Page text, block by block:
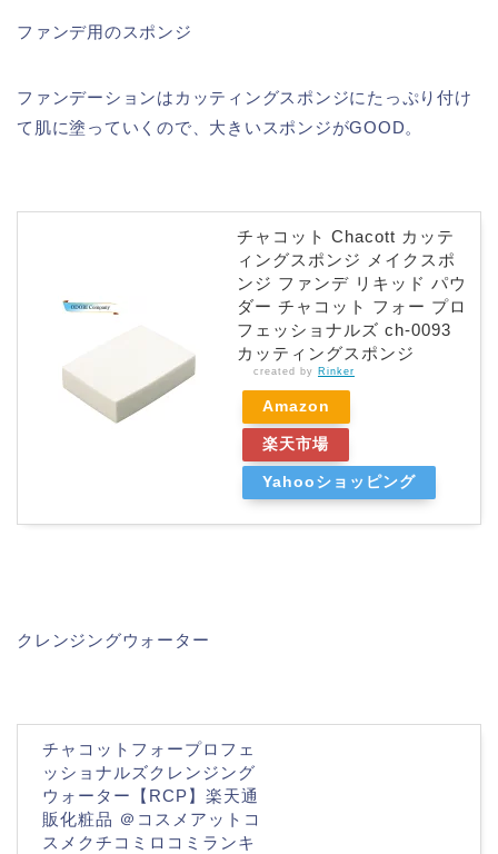
ファンデ用のスポンジ
ファンデーションはカッティングスポンジにたっぷり付け
て肌に塗っていくので、大きいスポンジがGOOD。
チャコット Chacott カッテ
ィングスポンジ メイクスポ
ンジ ファンデ リキッド パウ
ダー チャコット フォー プロ
フェッショナルズ ch-0093
カッティングスポンジ
created by Rinker
Amazon
楽天市場
Yahooショッピング
クレンジングウォーター
チャコットフォープロフェ
ッショナルズクレンジング
ウォーター【RCP】楽天通
販化粧品 ＠コスメアットコ
スメクチコミロコミランキ